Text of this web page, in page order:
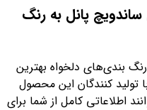
پانل به رنگ
بندی‌های دلخواه بهترین
کنندگان این محصول
اطلاعاتی کامل از شما برای